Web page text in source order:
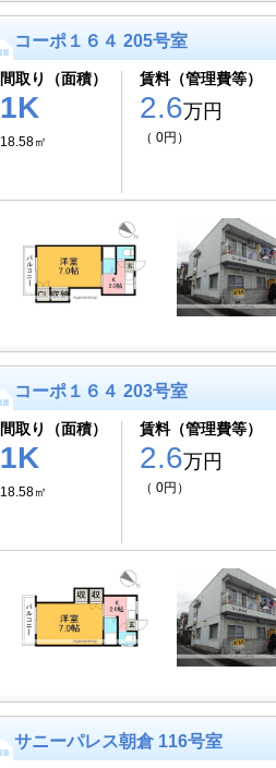
コーポ１６４ 205号室
間取り（面積）
1K
18.58㎡
賃料（管理費等）
2.6万円
（ 0円）
コーポ１６４ 203号室
間取り（面積）
1K
18.58㎡
賃料（管理費等）
2.6万円
（ 0円）
サニーパレス朝倉 116号室